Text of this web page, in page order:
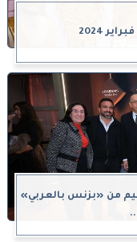
من «بزنس بالعربي»